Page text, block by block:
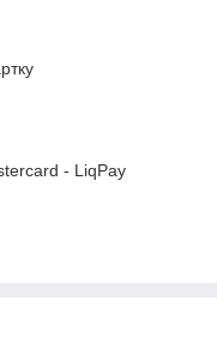
- LiqPay